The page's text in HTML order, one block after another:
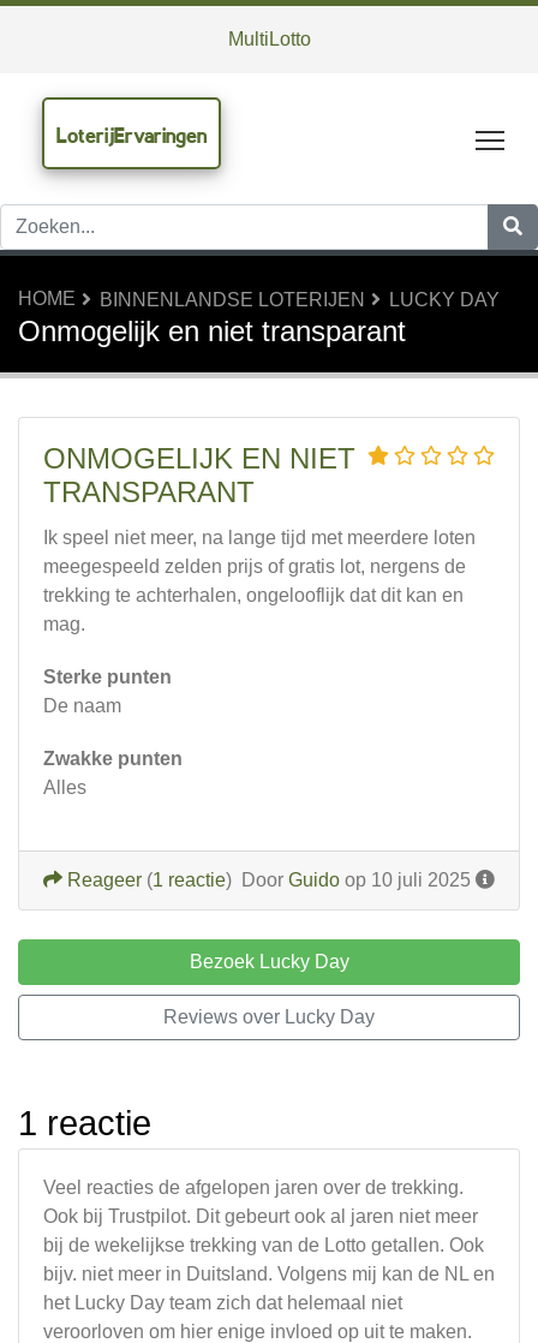
MultiLotto
LoterijErvaringen
HOME BINNENLANDSE LOTERIJEN LUCKY DAY
Onmogelijk en niet transparant
ONMOGELIJK EN NIET
TRANSPARANT
Ik speel niet meer, na lange tijd met meerdere loten
meegespeeld zelden prijs of gratis lot, nergens de
trekking te achterhalen, ongelooflijk dat dit kan en
mag.
Sterke punten
De naam
Zwakke punten
Alles
Door Guido op 10 juli 2025
Reageer (1 reactie)
Bezoek Lucky Day
Reviews over Lucky Day
1 reactie
Veel reacties de afgelopen jaren over de trekking.
Ook bij Trustpilot. Dit gebeurt ook al jaren niet meer
bij de wekelijkse trekking van de Lotto getallen. Ook
bijv. niet meer in Duitsland. Volgens mij kan de NL en
het Lucky Day team zich dat helemaal niet
veroorloven om hier enige invloed op uit te maken.